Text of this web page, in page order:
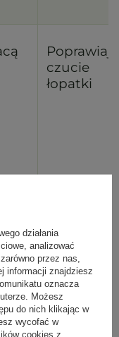
Poprawiają
czucie
łopatki
piersiowy i
barku
działania
analizować
przez nas,
informacji znajdziesz
oznacza
Możesz
do nich klikając w
wycofać w
cookies z